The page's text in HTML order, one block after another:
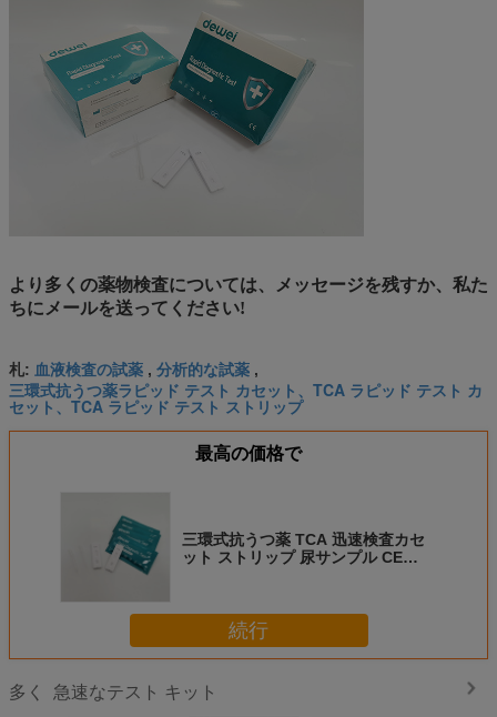
より多くの薬物検査については、メッセージを残すか、私た
ちにメールを送ってください!
札: 血液検査の試薬 , 分析的な試薬 ,
三環式抗うつ薬ラピッド テスト カセット、TCA ラピッド テスト カ
セット、TCA ラピッド テスト ストリップ
最高の価格で
三環式抗うつ薬 TCA 迅速検査カセ
ット ストリップ 尿サンプル CE
続行
多く 急速なテスト キット